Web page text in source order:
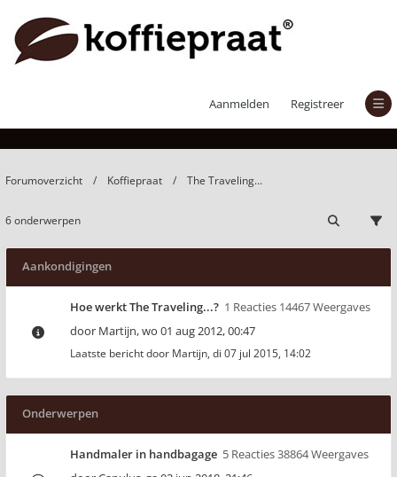
Aanmelden Registreer
Forumoverzicht Koffiepraat The Traveling...
6 onderwerpen
Aankondigingen
Hoe werkt The Traveling...? 1 Reacties 14467 Weergaves
door Martijn,wo 01 aug 2012, 00:47
Laatste bericht door Martijn, di 07 jul 2015, 14:02
Onderwerpen
Handmaler in handbagage 5 Reacties 38864 Weergaves